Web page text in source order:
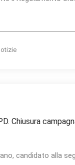
Chiusura
candidato alla